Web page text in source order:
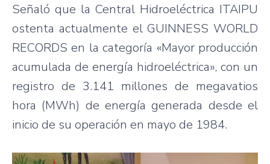
Señaló que la Central Hidroeléctrica ITAIPU
ostenta actualmente el GUINNESS WORLD
RECORDS en la categoría «Mayor producción
acumulada de energía hidroeléctrica», con un
registro de 3.141 millones de megavatios
hora (MWh) de energía generada desde el
inicio de su operación en mayo de 1984.